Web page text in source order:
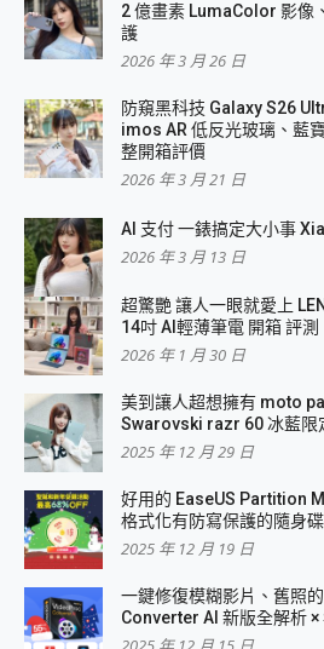
2 億畫素 LumaColor 影像
護
2026 年 3 月 26 日
防窺黑科技 Galaxy S26
imos AR 低反光玻璃、藍
整開箱評價
2026 年 3 月 21 日
AI 支付 一錶搞定大小事
2026 年 3 月 13 日
超驚艷 讓人一眼就愛上
14吋 AI輕薄筆電 開箱 評測
2026 年 1 月 30 日
美到讓人超想擁有 moto
Swarovski razr 60 冰藍限
2025 年 12 月 29 日
好用的 EaseUS Partition
格式化有防寫保護的隨身
2025 年 12 月 19 日
一鍵修復模糊影片、舊照
Converter AI 新版全解析